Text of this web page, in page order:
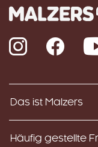
Instagram
Das ist Malzers
Häufig gestellte